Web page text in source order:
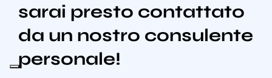
sarai presto contattato
da un nostro consulente
personale!